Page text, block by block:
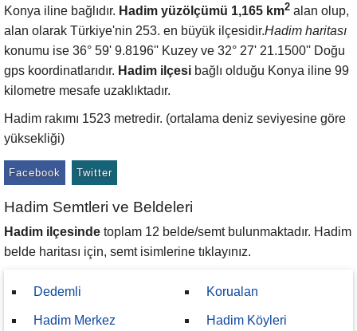
Konya iline bağlıdır. Hadim yüzölçümü 1,165 km2 alan olup,
alan olarak Türkiye'nin 253. en büyük ilçesidir.Hadim haritası
konumu ise 36° 59' 9.8196'' Kuzey ve 32° 27' 21.1500'' Doğu
gps koordinatlarıdır. Hadim ilçesi bağlı olduğu Konya iline 99
kilometre mesafe uzaklıktadır.
Hadim rakımı 1523 metredir. (ortalama deniz seviyesine göre
yüksekliği)
Facebook Twitter
Hadim Semtleri ve Beldeleri
Hadim ilçesinde toplam 12 belde/semt bulunmaktadır. Hadim
belde haritası için, semt isimlerine tıklayınız.
Dedemli
Hadim Merkez
Korualan
Hadim Köyleri